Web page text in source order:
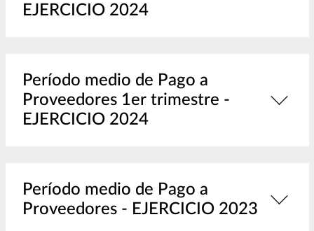
EJERCICIO 2024
Período medio de Pago a
Proveedores 1er trimestre -
EJERCICIO 2024
Período medio de Pago a
Proveedores - EJERCICIO 2023